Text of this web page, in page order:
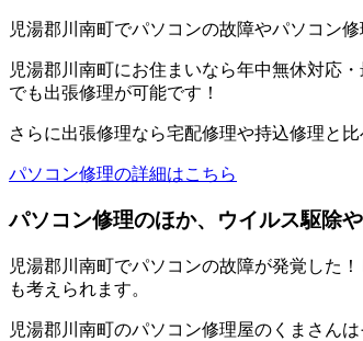
児湯郡川南町でパソコンの故障やパソコン
児湯郡川南町にお住まいなら年中無休対応
でも出張修理が可能です！
さらに出張修理なら宅配修理や持込修理と
パソコン修理の詳細はこちら
パソコン修理のほか、ウイルス駆除
児湯郡川南町でパソコンの故障が発覚した
も考えられます。
児湯郡川南町のパソコン修理屋のくまさんは